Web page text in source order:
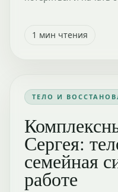
1 мин чтения
ТЕЛО И
Сергея:
семейная
работе